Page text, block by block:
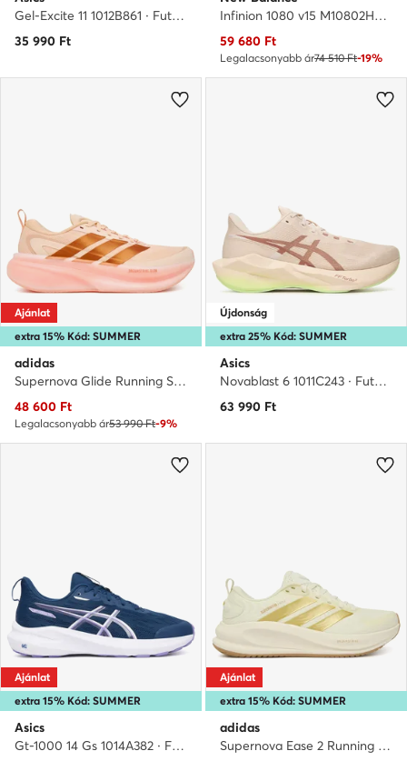
Gel-Excite 11 1012B861 · Futócipő
35 990 Ft
Infinion 1080 v15 M10802HR · Futócipő
Aktuális ár
59 680 Ft
Legalacsonyabb ár74 510 Ft-19%
extra 15% Kód: SUMMER
Ajánlat
adidas
Supernova Glide Running Shoes KJ4422 · Futócipő
Aktuális ár
48 600 Ft
Legalacsonyabb ár53 990 Ft-9%
extra 25% Kód: SUMMER
Újdonság
Asics
Novablast 6 1011C243 · Futócipő
63 990 Ft
extra 15% Kód: SUMMER
Ajánlat
Asics
Gt-1000 14 Gs 1014A382 · Futócipő
extra 15% Kód: SUMMER
Ajánlat
adidas
Supernova Ease 2 Running Shoes JQ5858 · Futócipő